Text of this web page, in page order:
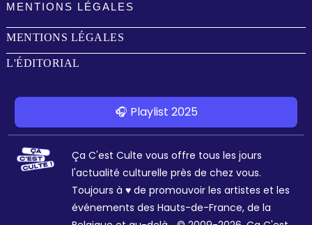
MENTIONS LÉGALES
MENTIONS LÉGALES
L'ÉDITORIAL
🎧 Playlist 2025
Ça C'est Culte vous offre tous les jours
l'actualité culturelle près de chez vous.
Toujours à ♥ de promouvoir les artistes et les
événements des Hauts-de-France, de la